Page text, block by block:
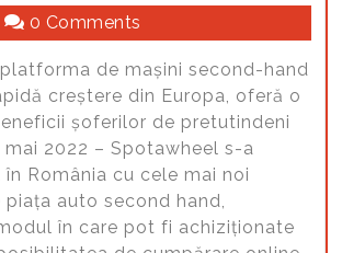
0 Comments
de mașini second-hand
creștere din Europa, oferă o
șoferilor de pretutindeni
mai 2022 – Spotawheel s-a
România cu cele mai noi
auto second hand,
în care pot fi achiziționate